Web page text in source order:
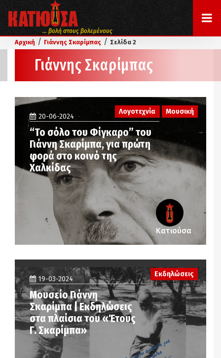
... βολή στους βολεμένους
Αρχική / Γιάννης Σκαρίμπας / Σελίδα 2
Γιάννης Σκαρίμπας
Λογοτεχνία Μουσική
20-06-2024
“Το σόλο του Φίγκαρο” του
Γιάννη Σκαρίμπα, για πρώτη
φορά στο κοινό της
Χαλκίδας
Κατιούσα
19-03-2024
Μουσείο Γιάννη
Σκαρίμπα | Εκδηλώσεις
στα πλαίσια του «Έτους
Γ. Σκαρίμπα»
Εκδηλώσεις